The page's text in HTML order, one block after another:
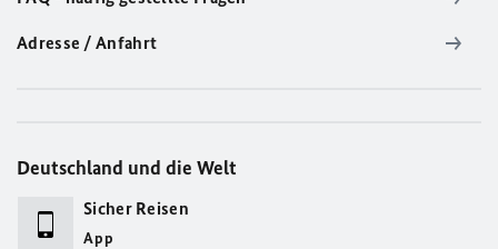
Adresse / Anfahrt
Deutschland und die Welt
Sicher Reisen
App